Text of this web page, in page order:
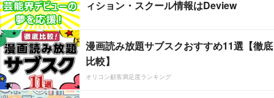
ィション・スクール情報はDeview
漫画読み放題サブスクおすすめ11選【徹底
比較】
オリコン顧客満足度ランキング